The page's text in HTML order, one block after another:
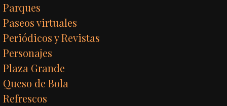
Parques
Paseos virtuales
Periódicos y Revistas
Personajes
Plaza Grande
Queso de Bola
Refrescos